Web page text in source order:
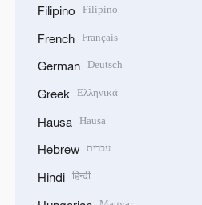
Filipino Filipino
French Français
German Deutsch
Greek Ελληνικά
Hausa Hausa
Hebrew עברית
Hindi हिन्दी